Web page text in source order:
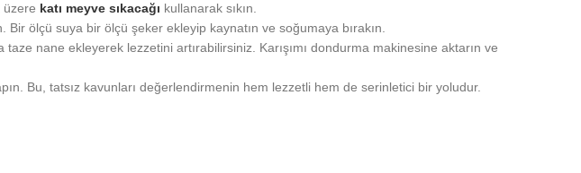
üzere katı meyve sıkacağı kullanarak sıkın.
Bir ölçü suya bir ölçü şeker ekleyip kaynatın ve soğumaya bırakın.
nane ekleyerek lezzetini artırabilirsiniz. Karışımı dondurma makinesine aktarın ve
Bu, tatsız kavunları değerlendirmenin hem lezzetli hem de serinletici bir yoludur.